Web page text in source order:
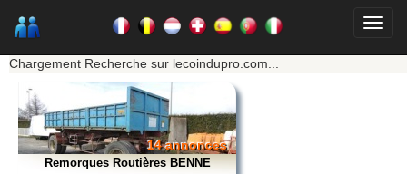
Chargement Recherche sur lecoindupro.com...
14 annonces
Remorques Routières BENNE